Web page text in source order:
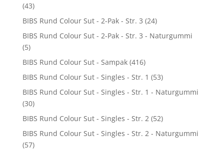
(43)
BIBS Rund Colour Sut - 2-Pak - Str. 3 (24)
BIBS Rund Colour Sut - 2-Pak - Str. 3 - Naturgummi
(5)
BIBS Rund Colour Sut - Sampak (416)
BIBS Rund Colour Sut - Singles - Str. 1 (53)
BIBS Rund Colour Sut - Singles - Str. 1 - Naturgummi
(30)
BIBS Rund Colour Sut - Singles - Str. 2 (52)
BIBS Rund Colour Sut - Singles - Str. 2 - Naturgummi
(57)